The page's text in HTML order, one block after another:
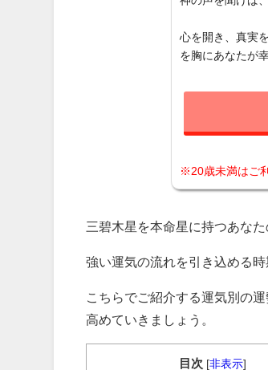
心を開き、真実
を胸にあなたが
※20歳未満はご
三碧木星を本命星に持つあな
強い運気の流れを引き込める
こちらでご紹介する運気別の
高めていきましょう。
目次 [非表示]